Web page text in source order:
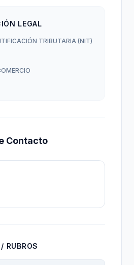
LEGAL
TRIBUTARIA (NIT)
Contacto
RUBROS